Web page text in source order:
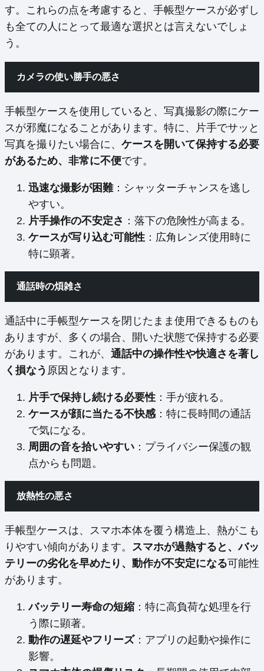
す。これらの点を考慮すると、手帳型ケースが必ずし
も全ての人にとって最適な選択とは言えないでしょ
う。
カメラの使い勝手の悪さ
手帳型ケースを使用していると、写真撮影の際にケー
スが邪魔になることがあります。特に、片手でサッと
写真を撮りたい場合に、 ケースを開いて保持する必要
があるため、非常に不便です。
迅速な撮影が困難：シャッターチャンスを逃し
やすい。
片手操作の不安定さ ：落下の危険性が高まる。
ケースが写り込む可能性 ：広角レンズ使用時に
特に顕著。
通話時の煩雑さ
通話中に手帳型ケースを閉じたまま使用できるものも
ありますが、多くの場合、開いた状態で保持する必要
があります。これが、 通話中の操作性や快適さを著し
く損なう 原因となります。
片手で保持し続ける必要性 ：手が疲れる。
ケースが顔に当たる不快感 ：特に長時間の通話
で気になる。
周囲の音を拾いやすい ：プライバシー保護の観
点からも問題。
放熱性の悪さ
手帳型ケースは、スマホ本体を覆う構造上、熱がこも
りやすい傾向があります。 スマホが過熱すると、バッ
テリーの劣化を早めたり、動作が不安定になる可能性
があります。
バッテリー寿命の短縮 ：特に高負荷な処理を行
う際に顕著。
動作の遅延やフリーズ：アプリの起動や操作に
影響。